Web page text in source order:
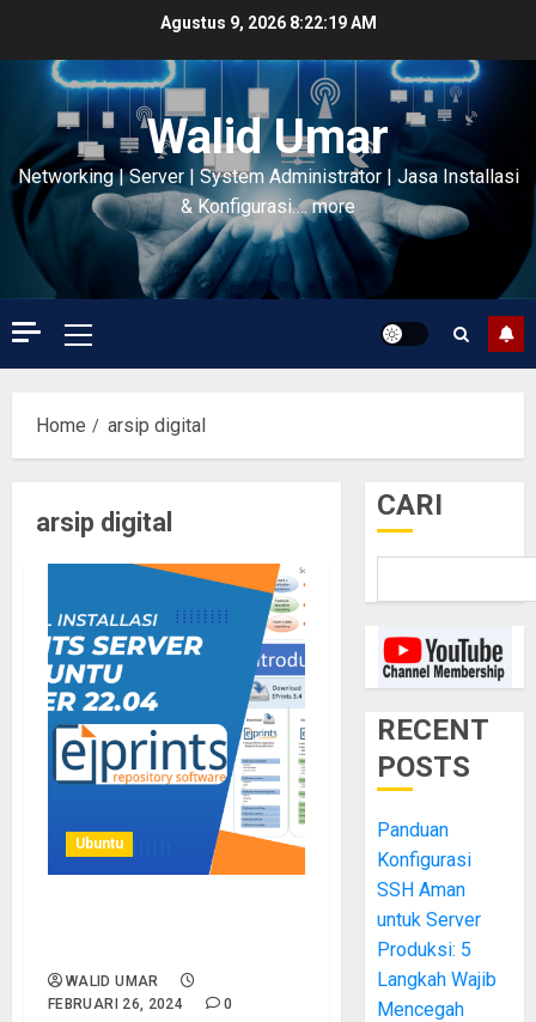
content
Agustus 9, 2026 8:22:19 AM
Walid Umar
Networking | Server | System Administrator | Jasa Installasi
& Konfigurasi…. more
Primary
Menu
Home arsip digital
arsip digital
Ubuntu
WALID UMAR
FEBRUARI 26, 2024
0
CARI
RECENT
POSTS
Panduan
Konfigurasi
SSH Aman
untuk Server
Produksi: 5
Langkah Wajib
Mencegah